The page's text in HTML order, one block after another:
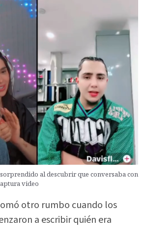
al descubrir que conversaba con
video
otro rumbo cuando los
a escribir quién era